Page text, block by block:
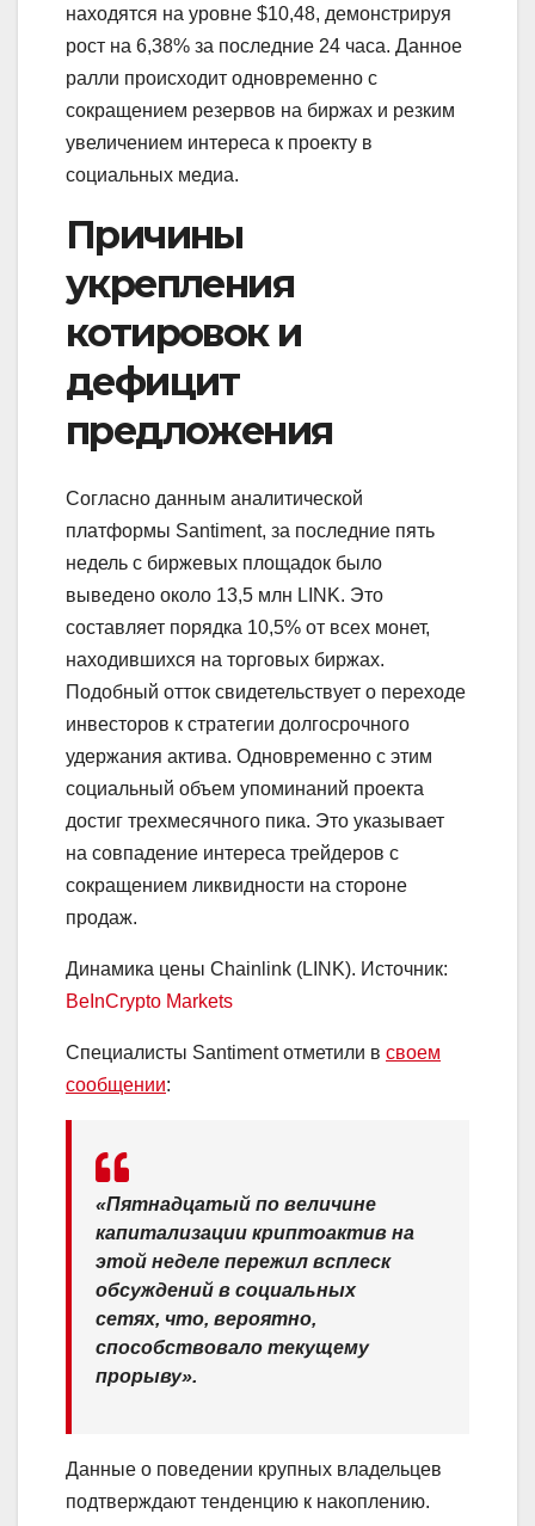
находятся на уровне $10,48, демонстрируя
рост на 6,38% за последние 24 часа. Данное
ралли происходит одновременно с
сокращением резервов на биржах и резким
увеличением интереса к проекту в
социальных медиа.
Причины
укрепления
котировок и
дефицит
предложения
Согласно данным аналитической
платформы Santiment, за последние пять
недель с биржевых площадок было
выведено около 13,5 млн LINK. Это
составляет порядка 10,5% от всех монет,
находившихся на торговых биржах.
Подобный отток свидетельствует о переходе
инвесторов к стратегии долгосрочного
удержания актива. Одновременно с этим
социальный объем упоминаний проекта
достиг трехмесячного пика. Это указывает
на совпадение интереса трейдеров с
сокращением ликвидности на стороне
продаж.
Динамика цены Chainlink (LINK). Источник:
BeInCrypto Markets
Специалисты Santiment отметили в своем
сообщении:
«Пятнадцатый по величине
капитализации криптоактив на
этой неделе пережил всплеск
обсуждений в социальных
сетях, что, вероятно,
способствовало текущему
прорыву».
Данные о поведении крупных владельцев
подтверждают тенденцию к накоплению.